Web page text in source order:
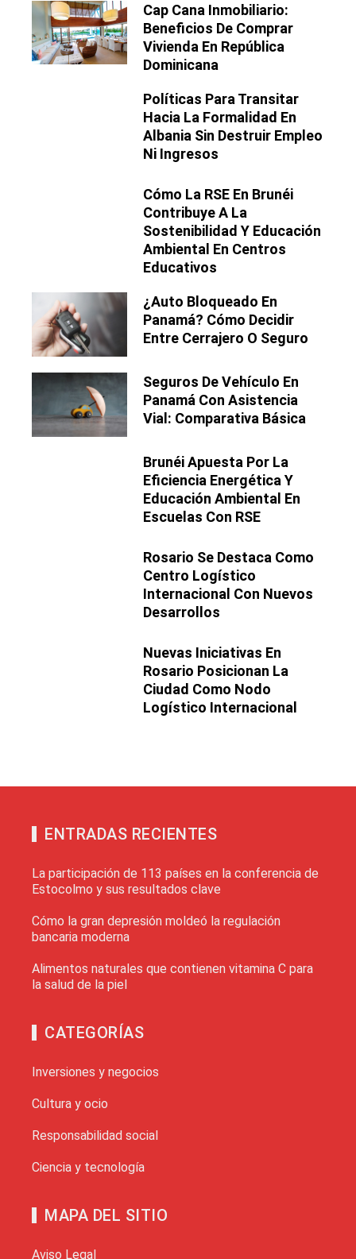
Cap Cana Inmobiliario:
Beneficios De Comprar
Vivienda En República
Dominicana
Políticas Para Transitar
Hacia La Formalidad En
Albania Sin Destruir Empleo
Ni Ingresos
Cómo La RSE En Brunéi
Contribuye A La
Sostenibilidad Y Educación
Ambiental En Centros
Educativos
¿Auto Bloqueado En
Panamá? Cómo Decidir
Entre Cerrajero O Seguro
Seguros De Vehículo En
Panamá Con Asistencia
Vial: Comparativa Básica
Brunéi Apuesta Por La
Eficiencia Energética Y
Educación Ambiental En
Escuelas Con RSE
Rosario Se Destaca Como
Centro Logístico
Internacional Con Nuevos
Desarrollos
Nuevas Iniciativas En
Rosario Posicionan La
Ciudad Como Nodo
Logístico Internacional
ENTRADAS RECIENTES
La participación de 113 países en la conferencia de
Estocolmo y sus resultados clave
Cómo la gran depresión moldeó la regulación
bancaria moderna
Alimentos naturales que contienen vitamina C para
la salud de la piel
CATEGORÍAS
Inversiones y negocios
Cultura y ocio
Responsabilidad social
Ciencia y tecnología
MAPA DEL SITIO
Aviso Legal